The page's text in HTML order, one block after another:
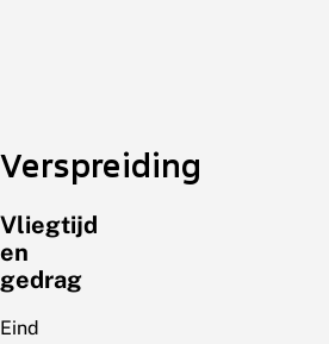
Verspreiding
Vliegtijd
en
gedrag
Eind